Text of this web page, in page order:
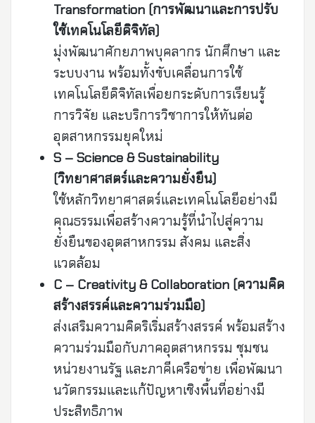
Transformation (การพัฒนาและการปรับ
ใช้เทคโนโลยีดิจิทัล)
มุ่งพัฒนาศักยภาพบุคลากร นักศึกษา และ
ระบบงาน พร้อมทั้งขับเคลื่อนการใช้
เทคโนโลยีดิจิทัลเพื่อยกระดับการเรียนรู้
การวิจัย และบริการวิชาการให้ทันต่อ
อุตสาหกรรมยุคใหม่
S – Science & Sustainability
(วิทยาศาสตร์และความยั่งยืน)
ใช้หลักวิทยาศาสตร์และเทคโนโลยีอย่างมี
คุณธรรมเพื่อสร้างความรู้ที่นำไปสู่ความ
ยั่งยืนของอุตสาหกรรม สังคม และสิ่ง
แวดล้อม
C – Creativity & Collaboration (ความคิด
สร้างสรรค์และความร่วมมือ)
ส่งเสริมความคิดริเริ่มสร้างสรรค์ พร้อมสร้าง
ความร่วมมือกับภาคอุตสาหกรรม ชุมชน
หน่วยงานรัฐ และภาคีเครือข่าย เพื่อพัฒนา
นวัตกรรมและแก้ปัญหาเชิงพื้นที่อย่างมี
ประสิทธิภาพ